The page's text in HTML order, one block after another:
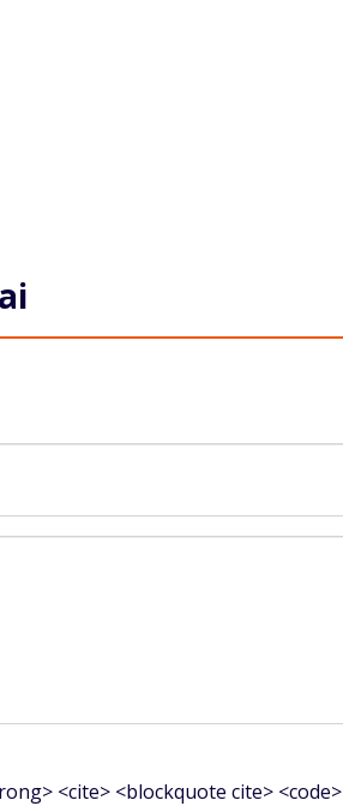
<cite> <blockquote cite>